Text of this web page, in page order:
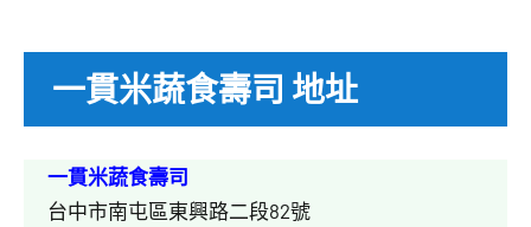
一貫米蔬食壽司 地址
一貫米蔬食壽司
台中市南屯區東興路二段82號